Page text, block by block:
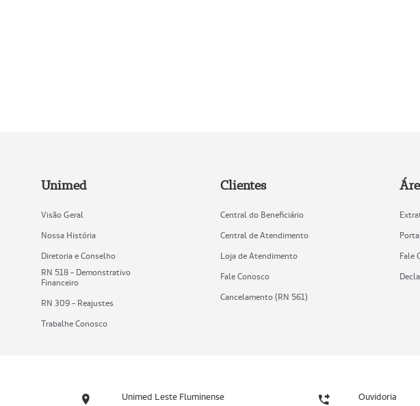
Unimed
Visão Geral
Nossa História
Diretoria e Conselho
RN 518 - Demonstrativo
Financeiro
RN 309 - Reajustes
Trabalhe Conosco
Clientes
Central do Beneficiário
Central de Atendimento
Loja de Atendimento
Fale Conosco
Cancelamento (RN 561)
Fale
Unimed Leste Fluminense Ouvidoria